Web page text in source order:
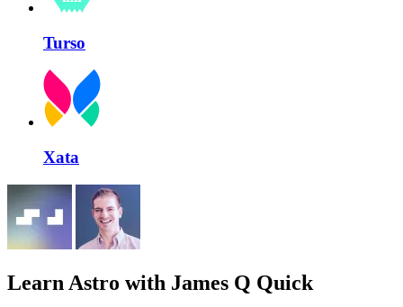
Turso
Xata
Learn Astro with James Q Quick